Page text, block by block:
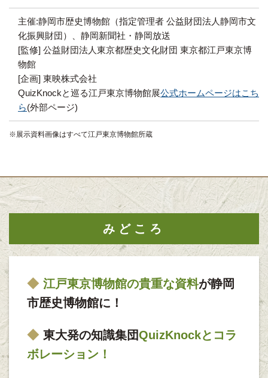
主催:静岡市歴史博物館（指定管理者 公益財団法人静岡市文
化振興財団）、静岡新聞社・静岡放送
[監修] 公益財団法人東京都歴史文化財団 東京都江戸東京博
物館
[企画] 東映株式会社
QuizKnockと巡る江戸東京博物館展公式ホームページはこち
ら(外部ページ)
※展示資料画像はすべて江戸東京博物館所蔵
みどころ
江戸東京博物館の貴重な資料が静岡
市歴史博物館に！
東大発の知識集団QuizKnockとコラ
ボレーション！